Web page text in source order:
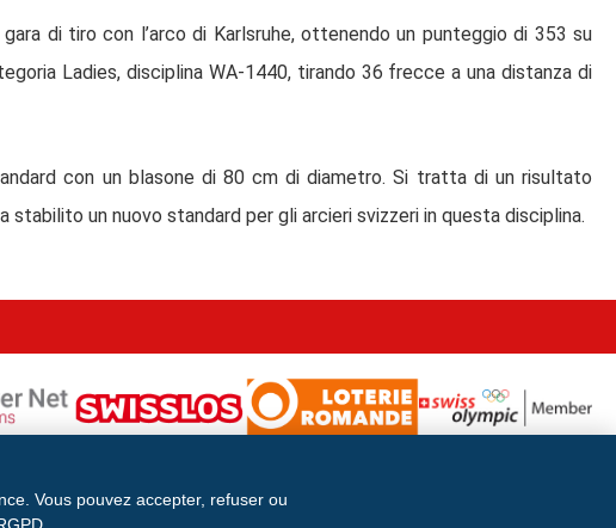
di tiro con l’arco di Karlsruhe, ottenendo un punteggio di 353 su
Ladies, disciplina WA-1440, tirando 36 frecce a una distanza di
con un blasone di 80 cm di diametro. Si tratta di un risultato
un nuovo standard per gli arcieri svizzeri in questa disciplina.
Vous pouvez accepter, refuser ou